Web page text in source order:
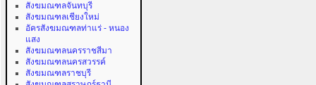
สังฆมณฑลจันทบุรี
สังฆมณฑลเชียงใหม่
อัครสังฆมณฑลท่าแร่ - หนอง
แสง
สังฆมณฑลนครราชสีมา
สังฆมณฑลนครสวรรค์
สังฆมณฑลราชบุรี